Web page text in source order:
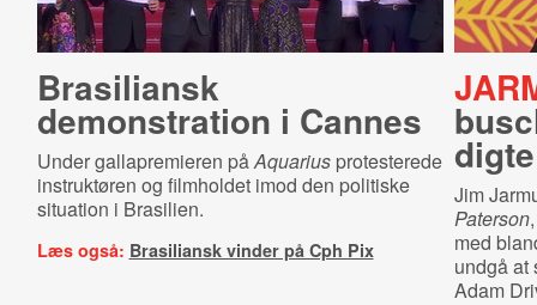
Brasiliansk
demonstration i Cannes
Under gallapremieren påAquarius protesterede
instruktøren og filmholdet imod den politiske
situation i Brasilien.
Læs også: Brasiliansk vinder på Cph Pix
digte
Jim
Paterson
med
undgå at
Adam